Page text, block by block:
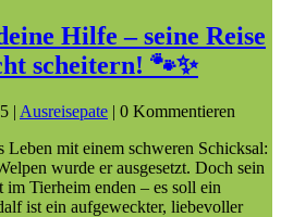
Hilfe – seine Reise
scheitern! 🐾✨
| Ausreisepate | 0 Kommentieren
mit einem schweren Schicksal:
wurde er ausgesetzt. Doch sein
Tierheim enden – es soll ein
ist ein aufgeweckter, liebevoller